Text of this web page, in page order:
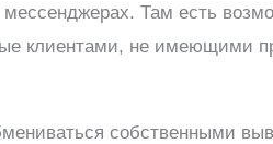
Там есть
клиентами, не имеющими
собственными